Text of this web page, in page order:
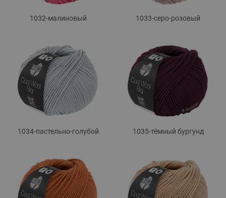
1032-малиновый 1033-серо-розовый
1034-пастельно-голубой 1035-тёмный бургунд